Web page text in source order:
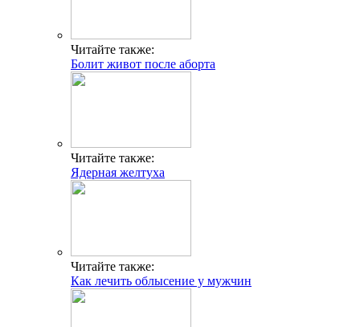
Читайте также:
Болит живот после аборта
Читайте также:
Ядерная желтуха
Читайте также:
Как лечить облысение у мужчин